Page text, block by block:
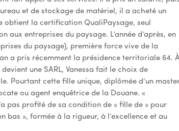
et de stockage de matériel, il a acheté un
obtient la certification QualiPaysage, seul
entreprises du paysage. L’année d’après, en
du paysage), première force vive de la
a pris récemment la présidence territoriale 64.
une SARL, Vanessa fait le choix de
Pourtant cette fille unique, diplômée d’un
ou agent enquêtrice de la Douane. «
pas profité de sa condition de « fille de » pour
bas », formée à la rigueur, à l’excellence et au